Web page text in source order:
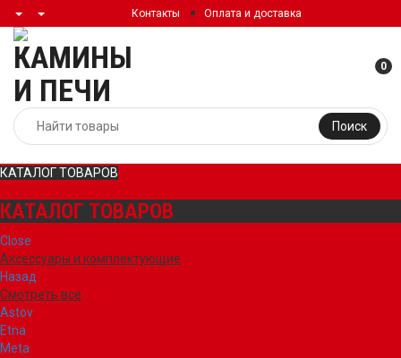
Контакты Оплата и доставка
Поиск
0
КАТАЛОГ ТОВАРОВ
КАТАЛОГ ТОВАРОВ
Close
Аксессуары и комплектующие
Назад
Смотреть все
Astov
Etna
Meta